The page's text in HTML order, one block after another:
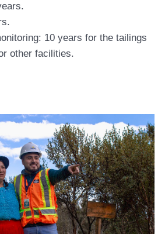
10 years for the tailings
other facilities.